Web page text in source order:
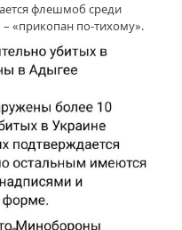
флешмоб среди
«прикопан по-тихому».